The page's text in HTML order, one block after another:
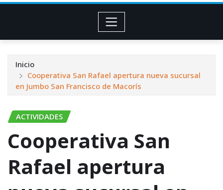
Inicio
Cooperativa San Rafael apertura nueva sucursal
en Jumbo San Francisco de Macorís
ACTIVIDADES
Cooperativa San
Rafael apertura